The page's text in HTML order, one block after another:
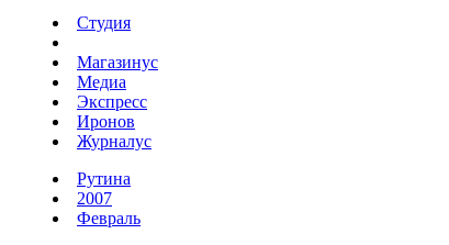
Студия
Магазинус
Медиа
Экспресс
Иронов
Журналус
Рутина
2007
Февраль